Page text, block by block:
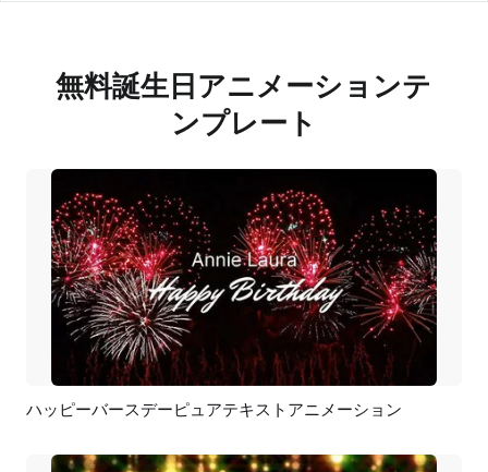
無料誕生日アニメーションテ
ンプレート
プレビュー AI再生成
ハッピーバースデーピュアテキストアニメーション